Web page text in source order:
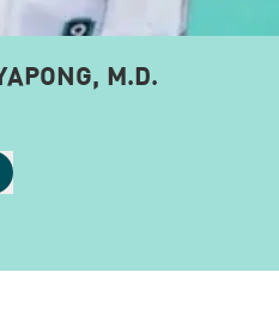
M.D.